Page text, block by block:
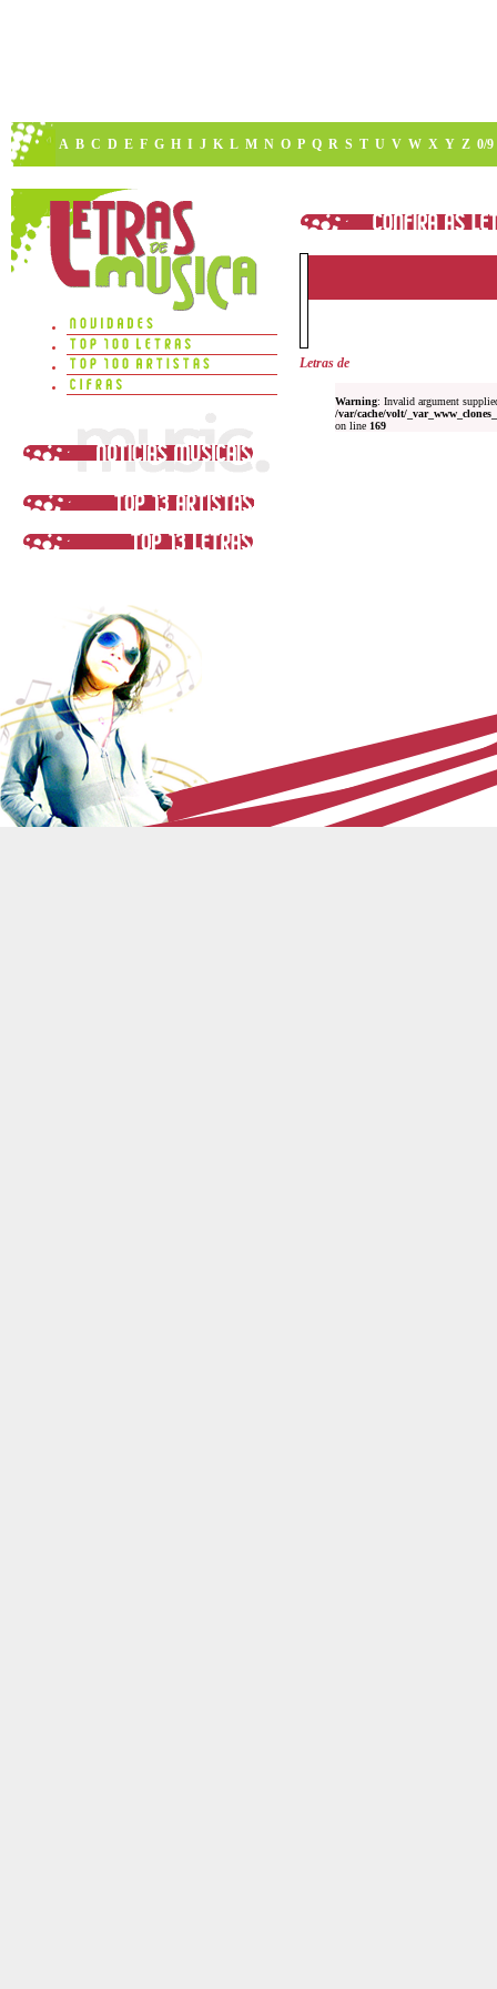
A B C D E F G H I J K L M N O P Q R S T U V W X Y Z 0/9
Letras de
Warning: Invalid argument
/var/cache/volt/
on line 169